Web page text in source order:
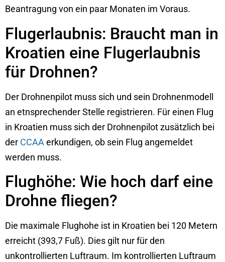
Beantragung von ein paar Monaten im Voraus.
Flugerlaubnis: Braucht man in
Kroatien eine Flugerlaubnis
für Drohnen?
Der Drohnenpilot muss sich und sein Drohnenmodell
an etnsprechender Stelle registrieren. Für einen Flug
in Kroatien muss sich der Drohnenpilot zusätzlich bei
der CCAA erkundigen, ob sein Flug angemeldet
werden muss.
Flughöhe: Wie hoch darf eine
Drohne fliegen?
Die maximale Flughohe ist in Kroatien bei 120 Metern
erreicht (393,7 Fuß). Dies gilt nur für den
unkontrollierten Luftraum. Im kontrollierten Luftraum